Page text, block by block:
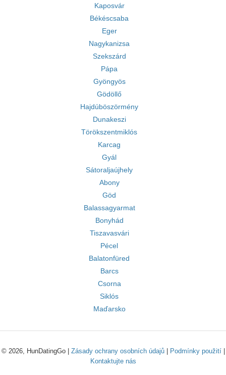
Kaposvár
Békéscsaba
Eger
Nagykanizsa
Szekszárd
Pápa
Gyöngyös
Gödöllő
Hajdúböszörmény
Dunakeszi
Törökszentmiklós
Karcag
Gyál
Sátoraljaújhely
Abony
Göd
Balassagyarmat
Bonyhád
Tiszavasvári
Pécel
Balatonfüred
Barcs
Csorna
Siklós
Maďarsko
© 2026, HunDatingGo | Zásady ochrany osobních údajů| Podmínky použití|
Kontaktujte nás